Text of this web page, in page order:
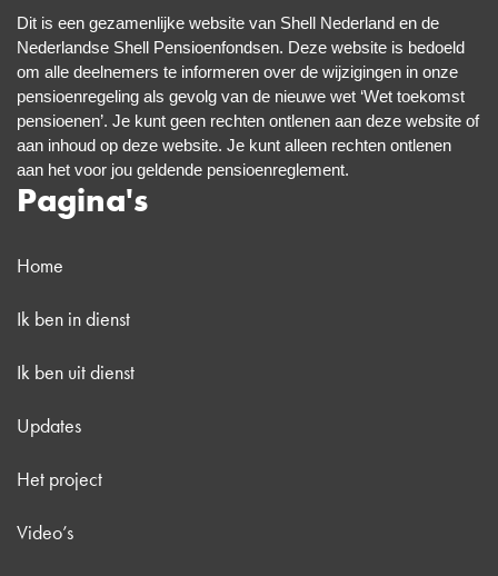
Dit is een gezamenlijke website van Shell Nederland en de
Nederlandse Shell Pensioenfondsen. Deze website is bedoeld
om alle deelnemers te informeren over de wijzigingen in onze
pensioenregeling als gevolg van de nieuwe wet ‘Wet toekomst
pensioenen’. Je kunt geen rechten ontlenen aan deze website of
aan inhoud op deze website. Je kunt alleen rechten ontlenen
aan het voor jou geldende pensioenreglement.
Pagina's
Home
Ik ben in dienst
Ik ben uit dienst
Updates
Het project
Video’s